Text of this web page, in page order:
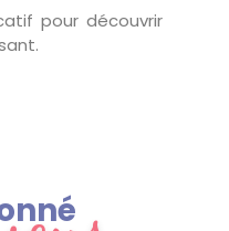
pour découvrir